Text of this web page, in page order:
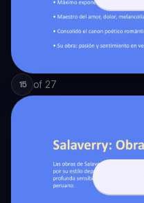
15 of 27